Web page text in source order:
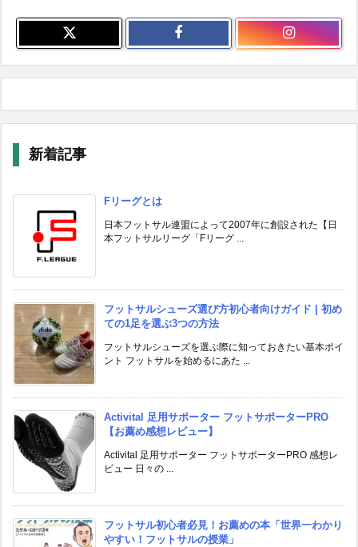
新着記事
Fリーグとは
日本フットサル連盟によって2007年に創設された【日
本フットサルリーグ「Fリーグ ...
フットサルシューズ選び方初心者向けガイド | 初め
ての1足を選ぶ3つの方法
フットサルシューズを選ぶ際に知っておきたい基本ポイ
ント フットサルを始めるにあた ...
Activital 足用サポーター フットサポーターPRO
【お薦め感想レビュー】
Activital 足用サポーター フットサポーターPRO 感想レ
ビュー 日々の ...
フットサル初心者必見！お薦めの本「世界一わかり
やすい！フットサルの授業」